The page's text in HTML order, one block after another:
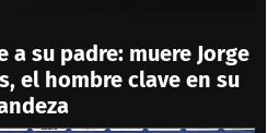
a su padre: muere Jorge
el hombre clave en su